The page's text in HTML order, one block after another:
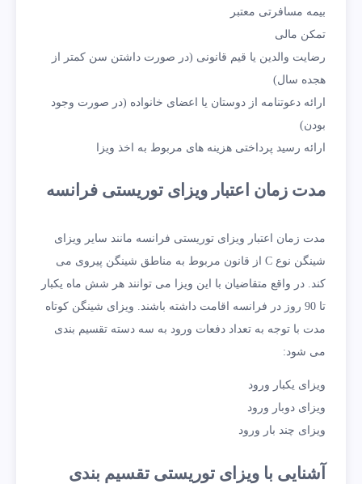
بیمه مسافرتی معتبر
تمکن مالی
رضایت والدین یا قیم قانونی (در صورت داشتن سن کمتر از
هجده سال)
ارائه دعوتنامه از دوستان یا اعضای خانواده (در صورت وجود
بودن)
ارائه رسید پرداختی هزینه های مربوط به اخذ ویزا
مدت زمان اعتبار ویزای توریستی فرانسه
مدت زمان اعتبار ویزای توریستی فرانسه مانند سایر ویزای
شینگن نوع C از قانون مربوط به مناطق شینگن پیروی می
کند. در واقع متقاضیان با این ویزا می توانند هر شش ماه یکبار
تا 90 روز در فرانسه اقامت داشته باشند. ویزای شینگن کوتاه
مدت با توجه به تعداد دفعات ورود به سه دسته تقسیم بندی
می شود:
ویزای یکبار ورود
ویزای دوبار ورود
ویزای چند بار ورود
آشنایی با ویزای توریستی تقسیم بندی